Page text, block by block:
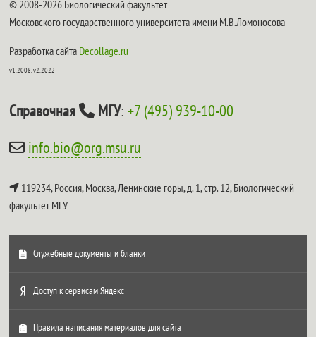
© 2008-2026 Биологический факультет
Московского государственного университета имени М.В.Ломоносова
Разработка сайта Decollage.ru
v1.2008, v2.2022
Справочная МГУ:+7 (495) 939-10-00
info.bio@org.msu.ru
119234, Россия, Москва, Ленинские горы, д. 1, стр. 12,Биологический
факультет МГУ
Служебные документы и бланки
Доступ к сервисам Яндекс
Правила написания материалов для сайта